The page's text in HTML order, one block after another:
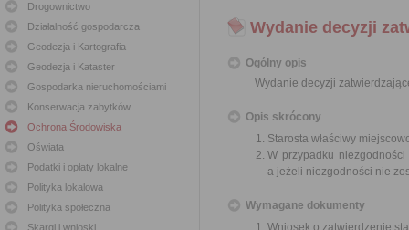
Drogownictwo
Działalność gospodarcza
Geodezja i Kartografia
Geodezja i Kataster
Gospodarka nieruchomościami
Konserwacja zabytków
Ochrona Środowiska
Oświata
Podatki i opłaty lokalne
Polityka lokalowa
Polityka społeczna
Skargi i wnioski
Wydanie decyzji
Ogólny opis
Wydanie decyzji
Opis skrócony
Starosta właściwy
W przypadku
a jeżeli niezgodności nie
Wymagane dokumenty
Wniosek o zatwierdzenie